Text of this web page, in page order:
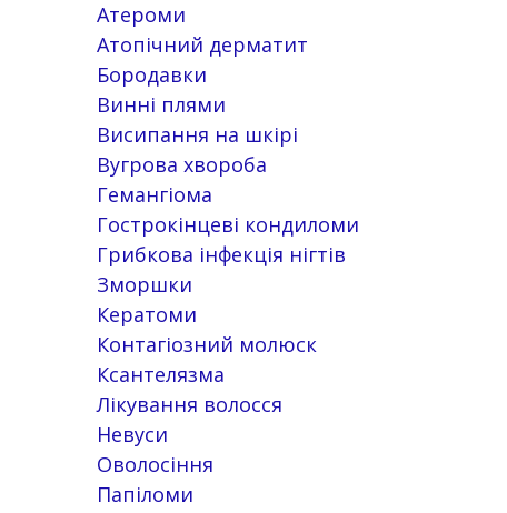
Атероми
Атопічний дерматит
Бородавки
Винні плями
Висипання на шкірі
Вугрова хвороба
Гемангіома
Гострокінцеві кондиломи
Грибкова інфекція нігтів
Зморшки
Кератоми
Контагіозний молюск
Ксантелязма
Лікування волосся
Невуси
Оволосіння
Папіломи